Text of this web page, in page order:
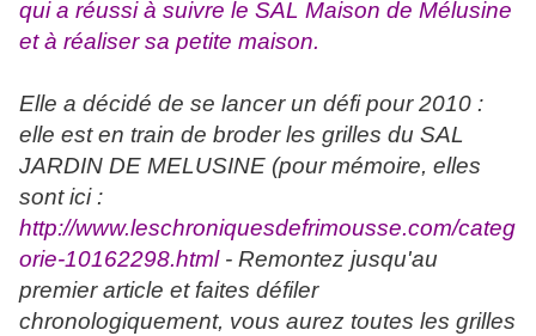
qui a réussi à suivre le SAL Maison de Mélusine
et à réaliser sa petite maison.
Elle a décidé de se lancer un défi pour 2010 :
elle est en train de broder les grilles du SAL
JARDIN DE MELUSINE (pour mémoire, elles
sont ici :
http://www.leschroniquesdefrimousse.com/categ
orie-10162298.html- Remontez jusqu'au
premier article et faites défiler
chronologiquement, vous aurez toutes les grilles